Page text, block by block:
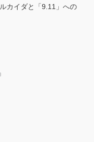
カイダと「9.11」への